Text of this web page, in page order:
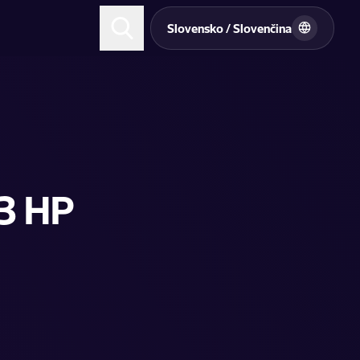
Slovensko / Slovenčina
HP